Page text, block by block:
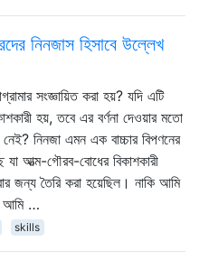
নিনজাস হিসাবে উল্লেখ
সংজ্ঞায়িত করা হয়? যদি এটি
হয়, তবে এর বর্ণনা দেওয়ার মতো
নিনজা এমন এক বাচ্চার বিপণনের
যা আত্ম-গৌরব-বোধের বিকাশকারী
জন্য তৈরি করা হয়েছিল। নাকি আমি
আমি …
skills